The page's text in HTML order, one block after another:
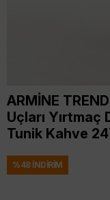
ARMİNE
Uçları Yırtmaç
Tunik Kahve
%48İNDIRIM